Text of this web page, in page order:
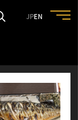
JPEN